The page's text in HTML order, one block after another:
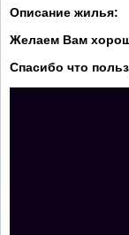
Описание жилья:
Желаем Вам
Спасибо что